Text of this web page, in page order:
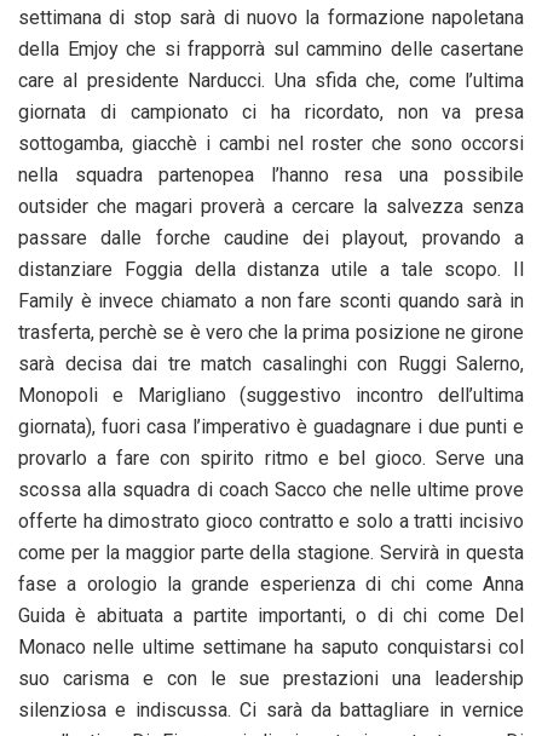
settimana di stop sarà di nuovo la formazione napoletana
della Emjoy che si frapporrà sul cammino delle casertane
care al presidente Narducci. Una sfida che, come l’ultima
giornata di campionato ci ha ricordato, non va presa
sottogamba, giacchè i cambi nel roster che sono occorsi
nella squadra partenopea l’hanno resa una possibile
outsider che magari proverà a cercare la salvezza senza
passare dalle forche caudine dei playout, provando a
distanziare Foggia della distanza utile a tale scopo. Il
Family è invece chiamato a non fare sconti quando sarà in
trasferta, perchè se è vero che la prima posizione ne girone
sarà decisa dai tre match casalinghi con Ruggi Salerno,
Monopoli e Marigliano (suggestivo incontro dell’ultima
giornata), fuori casa l’imperativo è guadagnare i due punti e
provarlo a fare con spirito ritmo e bel gioco. Serve una
scossa alla squadra di coach Sacco che nelle ultime prove
offerte ha dimostrato gioco contratto e solo a tratti incisivo
come per la maggior parte della stagione. Servirà in questa
fase a orologio la grande esperienza di chi come Anna
Guida è abituata a partite importanti, o di chi come Del
Monaco nelle ultime settimane ha saputo conquistarsi col
suo carisma e con le sue prestazioni una leadership
silenziosa e indiscussa. Ci sarà da battagliare in vernice